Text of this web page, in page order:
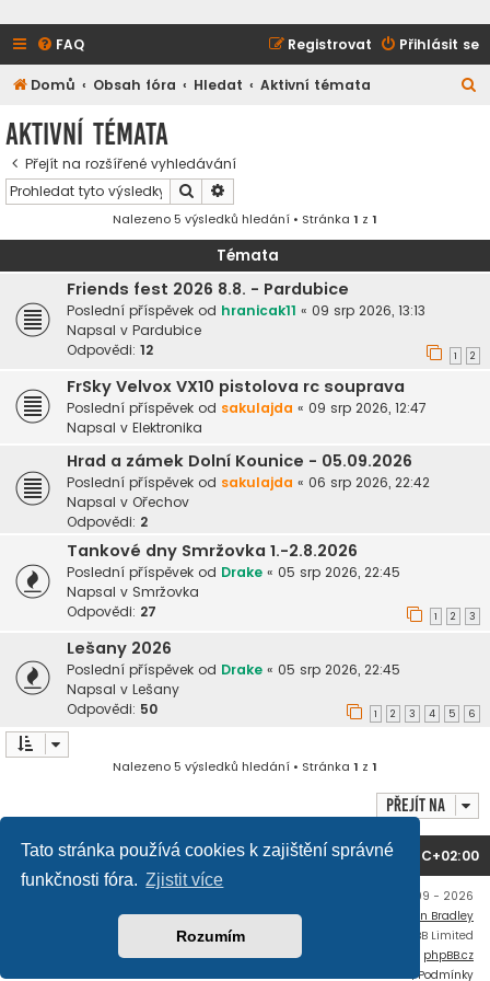
Tato stránka používá cookies k zajištění správné
funkčnosti fóra. Zjistit více
Rozumím
FAQ Přihlásit se
Registrovat
Domů Obsah fóra Hledat Aktivní témata
Aktivní témata
Přejít na rozšířené vyhledávání
Hledat
Nalezeno 5 výsledků hledání • Stránka 1 z 1
Témata
Friends fest 2026 8.8. - Pardubice
Poslední příspěvek od hranicak11 « 09 srp 2026, 13:13
Napsal v Pardubice
Odpovědi: 12 1 2
FrSky Velvox VX10 pistolova rc souprava
Poslední příspěvek od sakulajda « 09 srp 2026, 12:47
Napsal v Elektronika
Hrad a zámek Dolní Kounice - 05.09.2026
Poslední příspěvek od sakulajda « 06 srp 2026, 22:42
Napsal v Ořechov
Odpovědi: 2
Tankové dny Smržovka 1.-2.8.2026
Poslední příspěvek od Drake « 05 srp 2026, 22:45
Napsal v Smržovka
Odpovědi: 27 1 2 3
Lešany 2026
Poslední příspěvek od Drake « 05 srp 2026, 22:45
Napsal v Lešany
Odpovědi: 50 1 2 3 4 5 6
Nalezeno 5 výsledků hledání • Stránka 1 z 1
Přejít na
Domů Obsah fóra Všechny časy jsou v UTC+02:00
Copyright © mujtank.cz 2009 - 2026
Ian Bradley
Založeno naphpBB
® Forum Software © phpBB Limited
phpBB.cz
Soukromí|Podmínky